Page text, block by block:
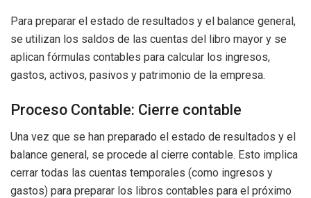
Para preparar el estado de resultados y el balance general,
se utilizan los saldos de las cuentas del libro mayor y se
aplican fórmulas contables para calcular los ingresos,
gastos, activos, pasivos y patrimonio de la empresa.
Proceso Contable: Cierre contable
Una vez que se han preparado el estado de resultados y el
balance general, se procede al cierre contable. Esto implica
cerrar todas las cuentas temporales (como ingresos y
gastos) para preparar los libros contables para el próximo